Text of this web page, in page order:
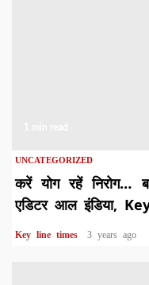
UNCATEGORIZED
करें योग रहें निरोग…
एडिटर आल इंडिया,
Key line times 3 years ago